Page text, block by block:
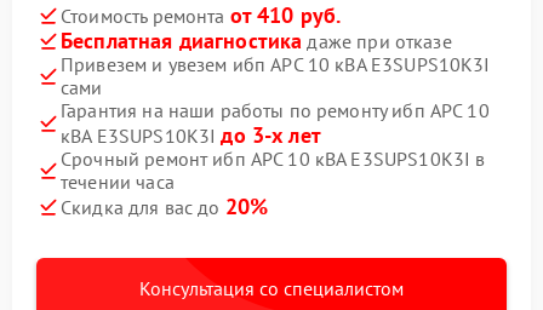
Стоимость ремонта от 410 руб.
Бесплатная диагностика даже при отказе
Привезем и увезем ибп APC 10 кВА E3SUPS10K3I
сами
Гарантия на наши работы по ремонту ибп APC 10
кВА E3SUPS10K3Iдо 3-х лет
Срочный ремонт ибп APC 10 кВА E3SUPS10K3I в
течении часа
Скидка для вас до 20%
Консультация со специалистом